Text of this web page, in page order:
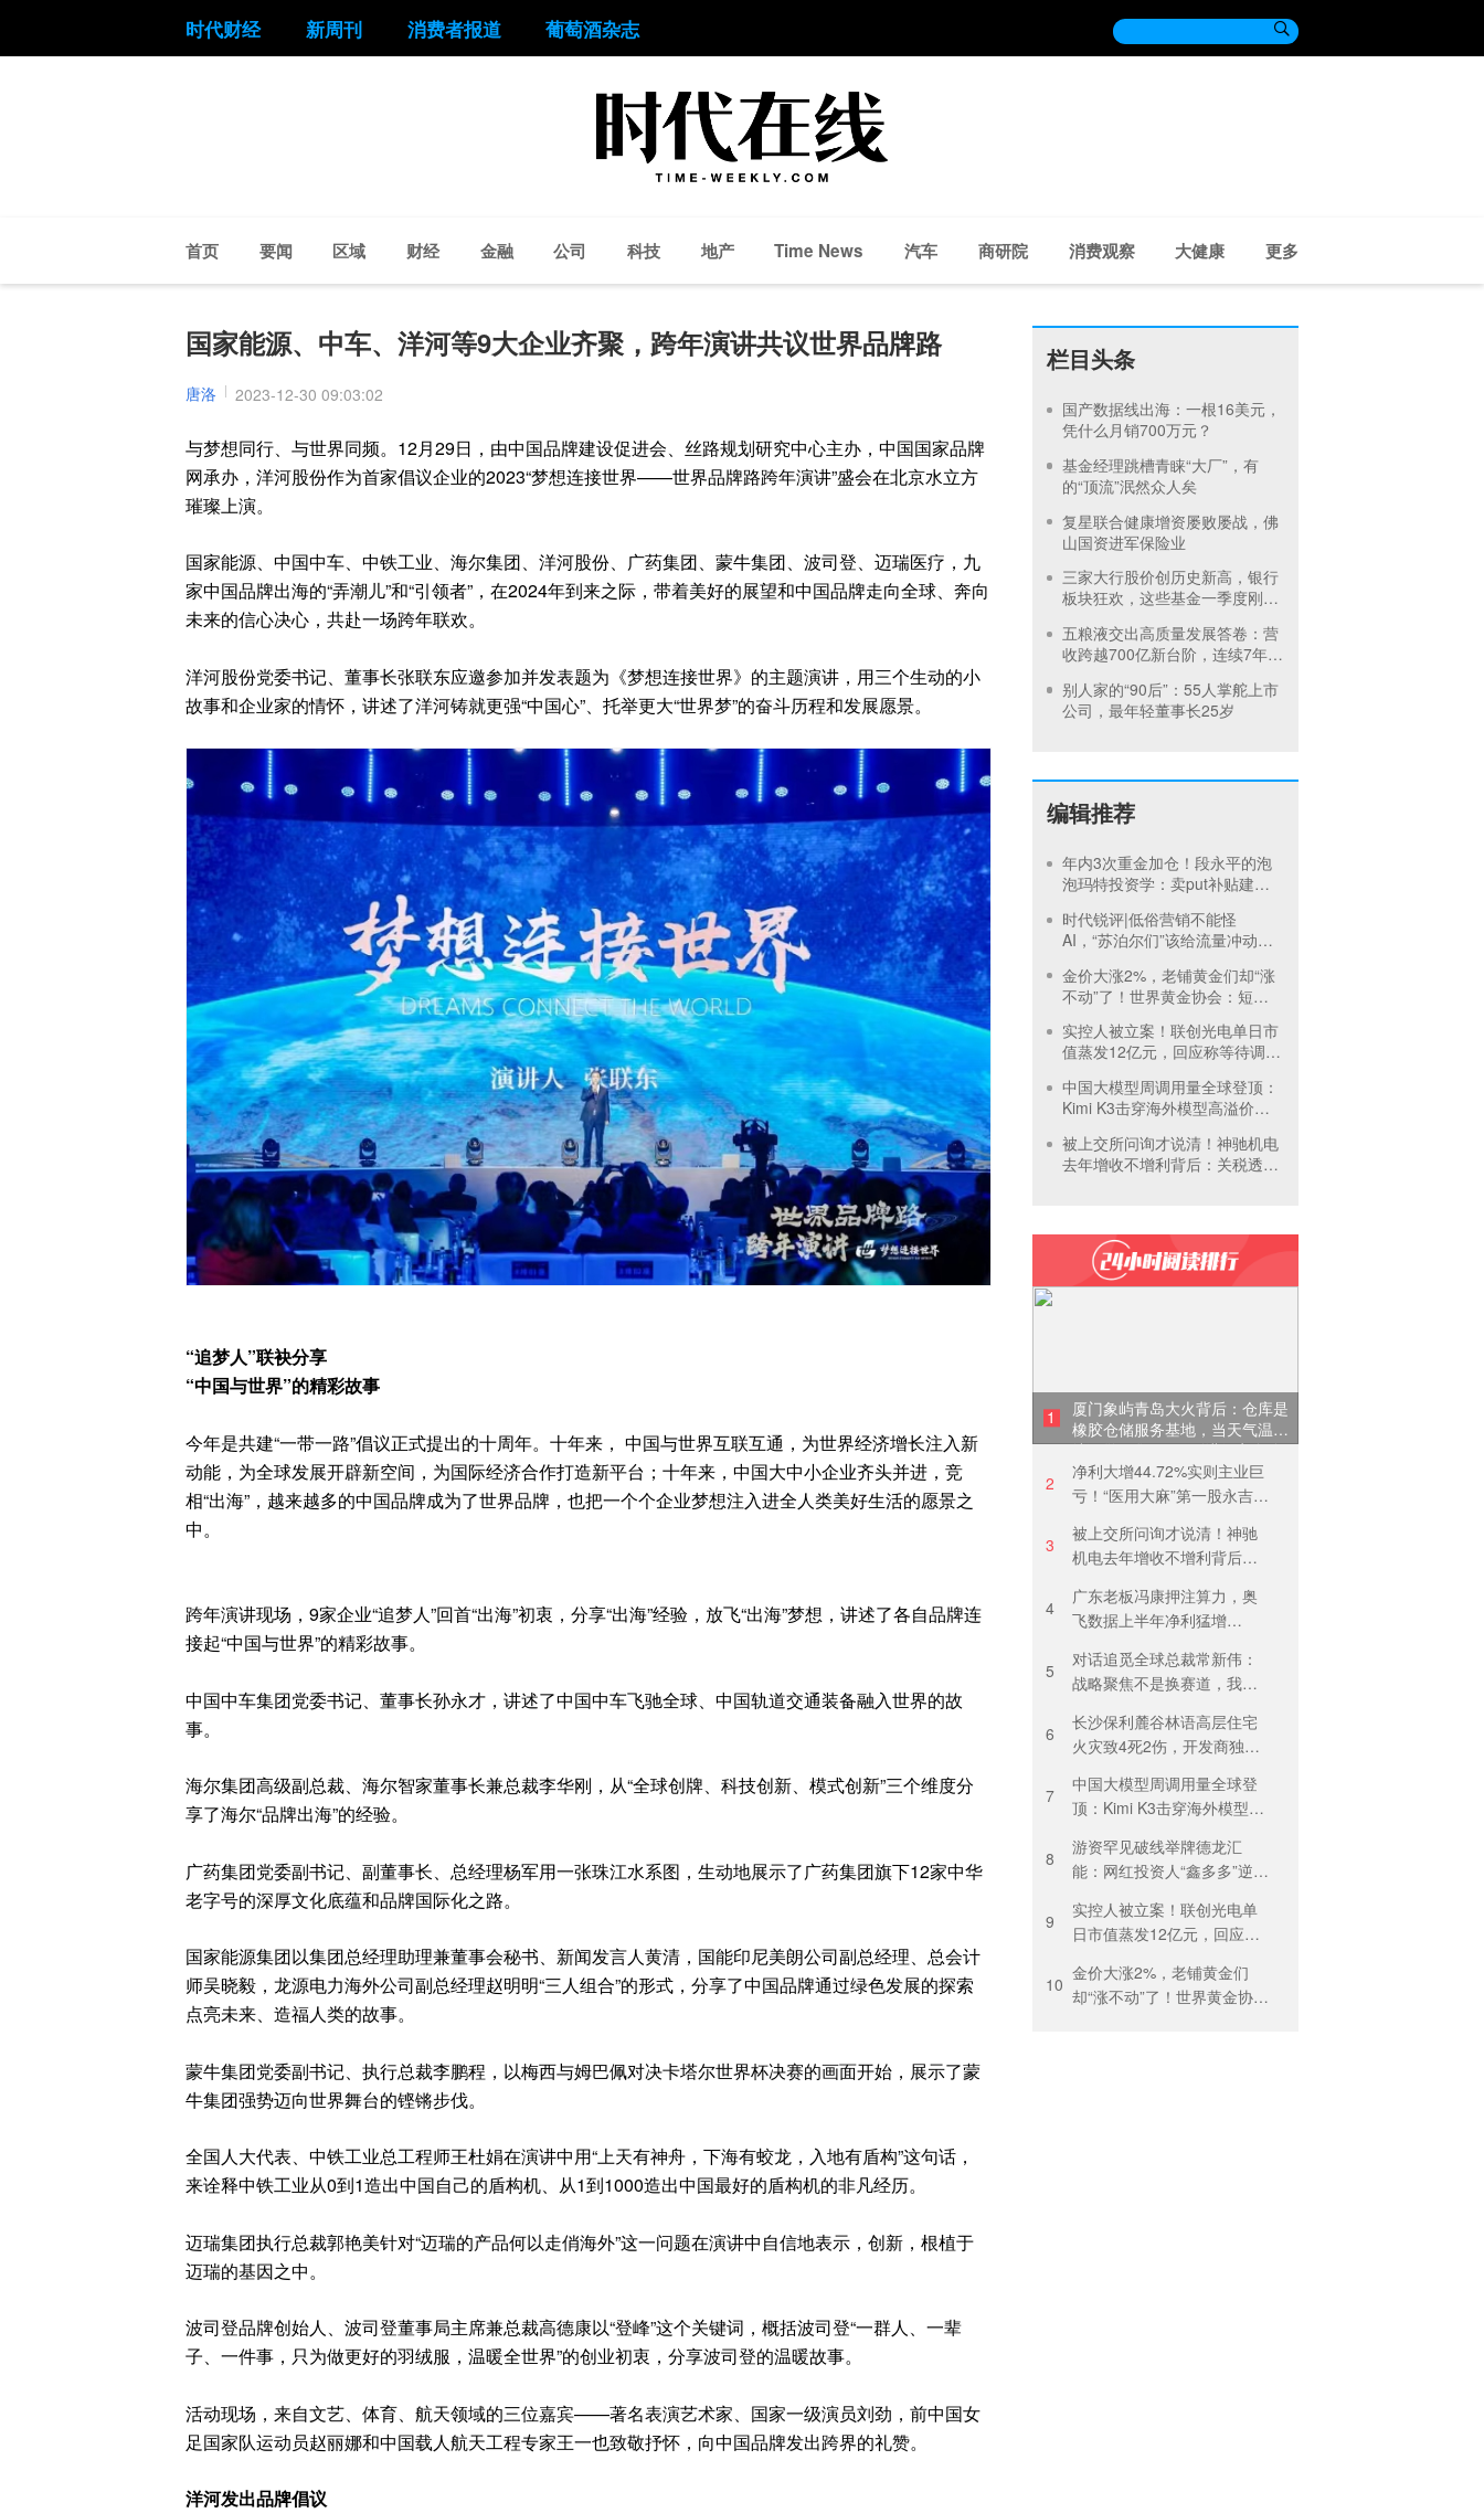
时代财经 新周刊 消费者报道 葡萄酒杂志 
首页 要闻 区域 财经 金融 公司 科技 地产 Time News 汽车 商研院 消费观察 大健康 更多
国家能源、中车、洋河等9大企业齐聚，跨年演讲共议世界品牌路
唐洛 2023-12-30 09:03:02
与梦想同行、与世界同频。12月29日，由中国品牌建设促进会、丝路规划研究中心主办，中国国家品牌
网承办，洋河股份作为首家倡议企业的2023“梦想连接世界——世界品牌路跨年演讲”盛会在北京水立方
璀璨上演。
国家能源、中国中车、中铁工业、海尔集团、洋河股份、广药集团、蒙牛集团、波司登、迈瑞医疗，九
家中国品牌出海的“弄潮儿”和“引领者”，在2024年到来之际，带着美好的展望和中国品牌走向全球、奔向
未来的信心决心，共赴一场跨年联欢。
洋河股份党委书记、董事长张联东应邀参加并发表题为《梦想连接世界》的主题演讲，用三个生动的小
故事和企业家的情怀，讲述了洋河铸就更强“中国心”、托举更大“世界梦”的奋斗历程和发展愿景。
“追梦人”联袂分享
“中国与世界”的精彩故事
今年是共建“一带一路”倡议正式提出的十周年。十年来， 中国与世界互联互通，为世界经济增长注入新
动能，为全球发展开辟新空间，为国际经济合作打造新平台；十年来，中国大中小企业齐头并进，竞
相“出海”，越来越多的中国品牌成为了世界品牌，也把一个个企业梦想注入进全人类美好生活的愿景之
中。
跨年演讲现场，9家企业“追梦人”回首“出海”初衷，分享“出海”经验，放飞“出海”梦想，讲述了各自品牌连
接起“中国与世界”的精彩故事。
中国中车集团党委书记、董事长孙永才，讲述了中国中车飞驰全球、中国轨道交通装备融入世界的故
事。
海尔集团高级副总裁、海尔智家董事长兼总裁李华刚，从“全球创牌、科技创新、模式创新”三个维度分
享了海尔“品牌出海”的经验。
广药集团党委副书记、副董事长、总经理杨军用一张珠江水系图，生动地展示了广药集团旗下12家中华
老字号的深厚文化底蕴和品牌国际化之路。
国家能源集团以集团总经理助理兼董事会秘书、新闻发言人黄清，国能印尼美朗公司副总经理、总会计
师吴晓毅，龙源电力海外公司副总经理赵明明“三人组合”的形式，分享了中国品牌通过绿色发展的探索
点亮未来、造福人类的故事。
蒙牛集团党委副书记、执行总裁李鹏程，以梅西与姆巴佩对决卡塔尔世界杯决赛的画面开始，展示了蒙
牛集团强势迈向世界舞台的铿锵步伐。
全国人大代表、中铁工业总工程师王杜娟在演讲中用“上天有神舟，下海有蛟龙，入地有盾构”这句话，
来诠释中铁工业从0到1造出中国自己的盾构机、从1到1000造出中国最好的盾构机的非凡经历。
迈瑞集团执行总裁郭艳美针对“迈瑞的产品何以走俏海外”这一问题在演讲中自信地表示，创新，根植于
迈瑞的基因之中。
波司登品牌创始人、波司登董事局主席兼总裁高德康以“登峰”这个关键词，概括波司登“一群人、一辈
子、一件事，只为做更好的羽绒服，温暖全世界”的创业初衷，分享波司登的温暖故事。
活动现场，来自文艺、体育、航天领域的三位嘉宾——著名表演艺术家、国家一级演员刘劲，前中国女
足国家队运动员赵丽娜和中国载人航天工程专家王一也致敬抒怀，向中国品牌发出跨界的礼赞。
洋河发出品牌倡议
栏目头条
国产数据线出海：一根16美元，
凭什么月销700万元？
基金经理跳槽青睐“大厂”，有
的“顶流”泯然众人矣
复星联合健康增资屡败屡战，佛
山国资进军保险业
三家大行股价创历史新高，银行
板块狂欢，这些基金一季度刚减
五粮液交出高质量发展答卷：营
收跨越700亿新台阶，连续7年双
别人家的“90后”：55人掌舵上市
公司，最年轻董事长25岁
编辑推荐
年内3次重金加仓！段永平的泡
泡玛特投资学：卖put补贴建
持有
时代锐评|低俗营销不能怪
AI，“苏泊尔们”该给流量冲动踩
金价大涨2%，老铺黄金们却“涨
不动”了！世界黄金协会：短期
实控人被立案！联创光电单日市
值蒸发12亿元，回应称等待调查
中国大模型周调用量全球登顶：
Kimi K3击穿海外模型高溢价壁
被上交所问询才说清！神驰机电
去年增收不增利背后：关税透支
1
厦门象屿青岛大火背后：仓库是
橡胶仓储服务基地，当天气温未
达预警，集团5月刚进行安全管
理培训
2
净利大增44.72%实则主业巨
亏！“医用大麻”第一股永吉股
收益“保盈”
3
被上交所问询才说清！神驰
机电去年增收不增利背后：
减
4
广东老板冯康押注算力，奥
飞数据上半年净利猛增
元
5
对话追觅全球总裁常新伟：
战略聚焦不是换赛道，我们
6
长沙保利麓谷林语高层住宅
火灾致4死2伤，开发商独家
7
中国大模型周调用量全球登
顶：Kimi K3击穿海外模型高
价格战
8
游资罕见破线举牌德龙汇
能：网红投资人“鑫多多”逆势
叙事
9
实控人被立案！联创光电单
日市值蒸发12亿元，回应称
10
金价大涨2%，老铺黄金们
却“涨不动”了！世界黄金协